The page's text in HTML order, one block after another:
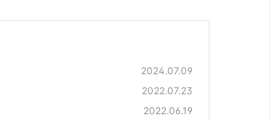
2024.07.09
2022.07.23
2022.06.19